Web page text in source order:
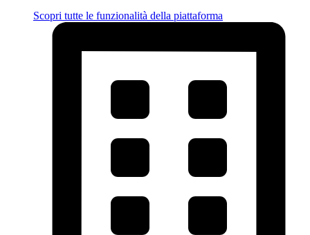
Scopri tutte le funzionalità della piattaforma